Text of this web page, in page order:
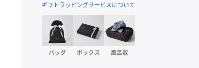
ギフトラッピングサービスについて
バッグ ボックス 風呂敷